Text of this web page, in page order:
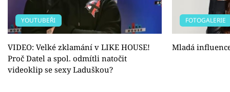
YOUTUBEŘI
VIDEO: Velké zklamání v LIKE HOUSE!
Proč Datel a spol. odmítli natočit
videoklip se sexy Laduškou?
FOTOGALERIE
Mladá